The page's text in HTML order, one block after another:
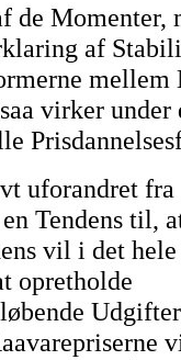
de Momenter,
af
virker under
uforandret
Tendens til,
vil i det
opretholde